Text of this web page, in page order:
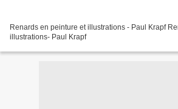
Renards en peinture et illustrations - Paul Krapf
illustrations- Paul Krapf